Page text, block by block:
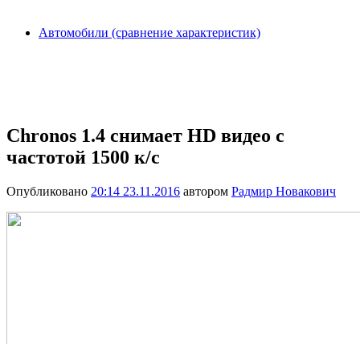
Автомобили (сравнение характеристик)
Chronos 1.4 снимает HD видео с
частотой 1500 к/с
Опубликовано 20:14 23.11.2016 автором Радмир Новакович